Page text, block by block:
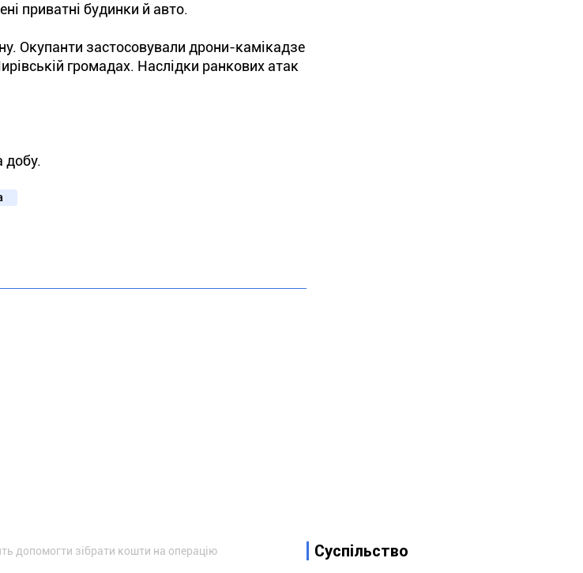
приватні будинки й авто.
Окупанти застосовували дрони-камікадзе
громадах. Наслідки ранкових атак
добу.
допомогти зібрати кошти на операцію Суспільство